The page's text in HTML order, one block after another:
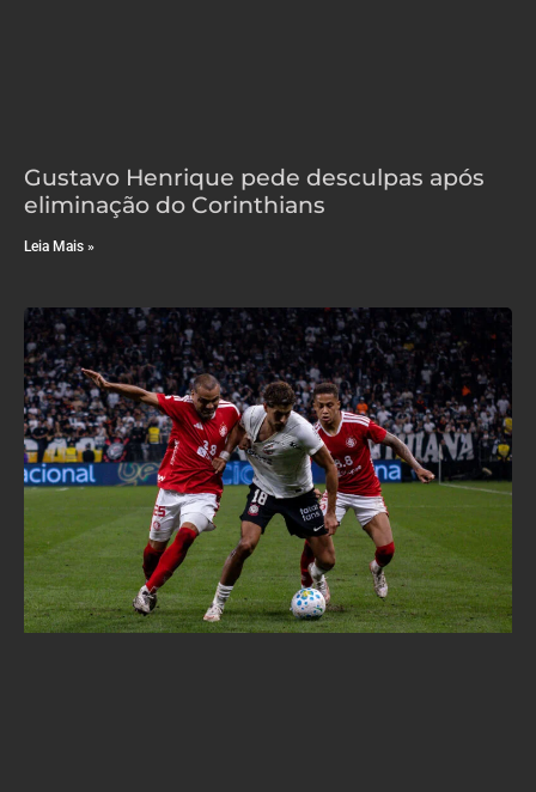
Gustavo Henrique pede desculpas após
eliminação do Corinthians
Leia Mais »